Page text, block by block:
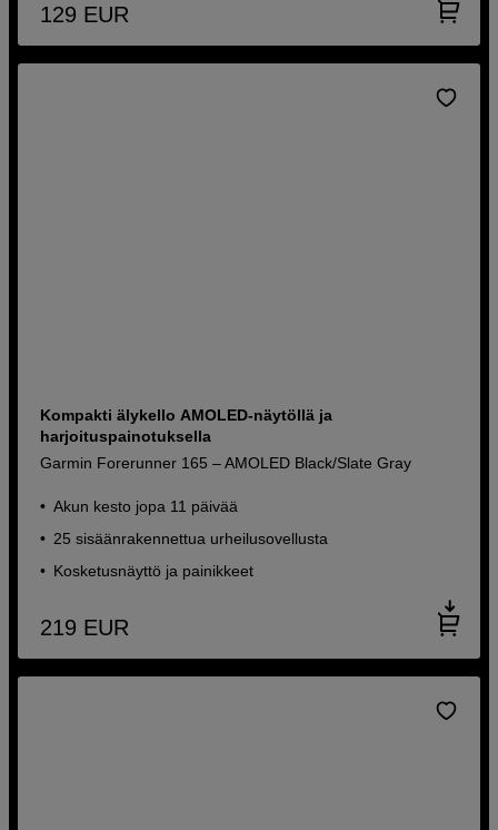
129 EUR
Kompakti älykello AMOLED-näytöllä ja
harjoituspainotuksella
Garmin Forerunner 165 – AMOLED Black/Slate Gray
Akun kesto jopa 11 päivää
25 sisäänrakennettua urheilusovellusta
Kosketusnäyttö ja painikkeet
219 EUR